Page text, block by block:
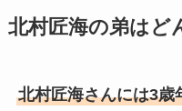
北村匠海の弟はど
北村匠海さんには3歳